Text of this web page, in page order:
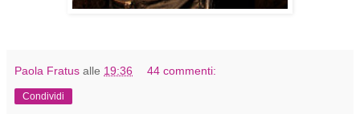
Paola Fratus alle 19:36 44 commenti:
Condividi